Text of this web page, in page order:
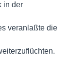
in der
veranlaßte die